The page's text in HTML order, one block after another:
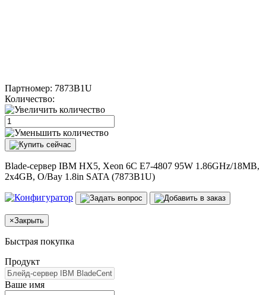
Партномер: 7873B1U
Количество:
Blade-сервер IBM HX5, Xeon 6C E7-4807 95W 1.86GHz/18MB,
2x4GB, O/Bay 1.8in SATA (7873B1U)
×Закрыть
Быстрая покупка
Продукт
Ваше имя